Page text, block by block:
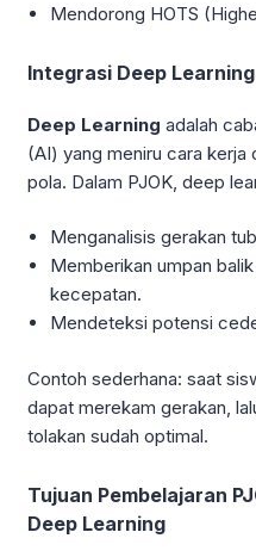
Mendorong HOTS
Integrasi Deep
Deep Learning adalah
(AI) yang meniru cara kerja
pola. Dalam PJOK, deep
Menganalisis gerakan
Memberikan umpan
kecepatan.
Mendeteksi potensi
Contoh sederhana: saat
dapat merekam gerakan,
tolakan sudah optimal.
Tujuan Pembelajaran
Deep Learning